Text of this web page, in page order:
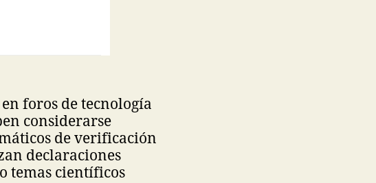
foros de tecnología
considerarse
de verificación
declaraciones
temas científicos